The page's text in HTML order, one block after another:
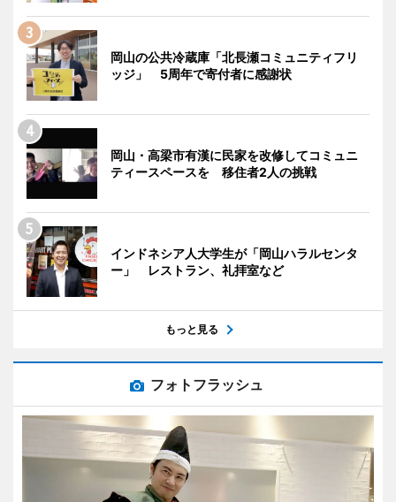
岡山の公共冷蔵庫「北長瀬コミュニティフリ
ッジ」 5周年で寄付者に感謝状
岡山・高梁市有漢に民家を改修してコミュニ
ティースペースを 移住者2人の挑戦
インドネシア人大学生が「岡山ハラルセンタ
ー」 レストラン、礼拝室など
もっと見る
フォトフラッシュ